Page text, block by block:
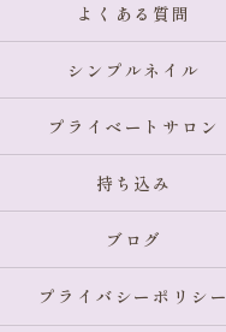
よくある質問
シンプルネイル
プライベートサロン
持ち込み
ブログ
プライバシーポリシー